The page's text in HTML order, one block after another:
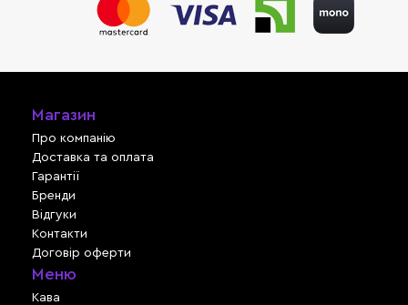
Магазин
Про компанію
Доставка та оплата
Гарантії
Бренди
Відгуки
Контакти
Договір оферти
Меню
Кава